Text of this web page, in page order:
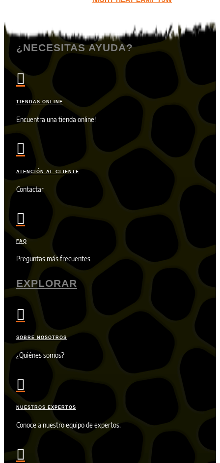
¿NECESITAS AYUDA?

TIENDAS ONLINE
Encuentra una tienda online!

ATENCIÓN AL CLIENTE
Contactar

FAQ
Preguntas más frecuentes
EXPLORAR

SOBRE NOSOTROS
¿Quiénes somos?

NUESTROS EXPERTOS
Conoce a nuestro equipo de expertos.
